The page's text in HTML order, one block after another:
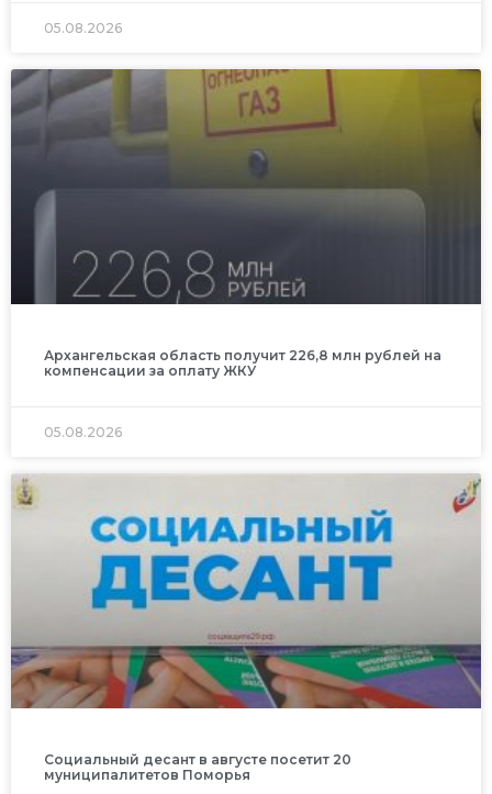
05.08.2026
Архангельская область получит 226,8 млн рублей на
компенсации за оплату ЖКУ
05.08.2026
Социальный десант в августе посетит 20
муниципалитетов Поморья